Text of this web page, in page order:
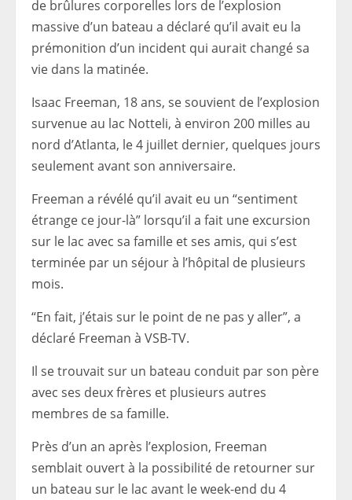
de brûlures corporelles lors de l’explosion
massive d’un bateau a déclaré qu’il avait eu la
prémonition d’un incident qui aurait changé sa
vie dans la matinée.
Isaac Freeman, 18 ans, se souvient de l’explosion
survenue au lac Notteli, à environ 200 milles au
nord d’Atlanta, le 4 juillet dernier, quelques jours
seulement avant son anniversaire.
Freeman a révélé qu’il avait eu un “sentiment
étrange ce jour-là” lorsqu’il a fait une excursion
sur le lac avec sa famille et ses amis, qui s’est
terminée par un séjour à l’hôpital de plusieurs
mois.
“En fait, j’étais sur le point de ne pas y aller”, a
déclaré Freeman à VSB-TV.
Il se trouvait sur un bateau conduit par son père
avec ses deux frères et plusieurs autres
membres de sa famille.
Près d’un an après l’explosion, Freeman
semblait ouvert à la possibilité de retourner sur
un bateau sur le lac avant le week-end du 4